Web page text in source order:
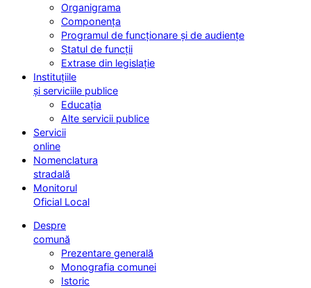
Organigrama
Componența
Programul de funcționare și de audiențe
Statul de funcții
Extrase din legislație
Instituțiile
și serviciile publice
Educația
Alte servicii publice
Servicii
online
Nomenclatura
stradală
Monitorul
Oficial Local
Despre
comună
Prezentare generală
Monografia comunei
Istoric